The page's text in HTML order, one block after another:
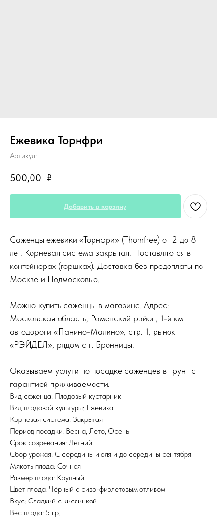
Ежевика Торнфри
Артикул:
500,00 ₽
Добавить в корзину
Саженцы ежевики «Торнфри» (Thornfree) от 2 до 8
лет. Корневая система закрытая. Поставляются в
контейнерах (горшках). Доставка без предоплаты по
Москве и Подмосковью.
Можно купить саженцы в магазине. Адрес:
Московская область, Раменский район, 1-й км
автодороги «Панино-Малино», стр. 1, рынок
«РЭЙДЕЛ», рядом с г. Бронницы.
Оказываем услуги по посадке саженцев в грунт с
гарантией приживаемости.
Вид саженца: Плодовый кустарник
Вид плодовой культуры: Ежевика
Корневая система: Закрытая
Период посадки: Весна, Лето, Осень
Срок созревания: Летний
Сбор урожая: С середины июля и до середины сентября
Мякоть плода: Сочная
Размер плода: Крупный
Цвет плода: Чёрный с сизо-фиолетовым отливом
Вкус: Сладкий с кислинкой
Вес плода: 5 гр.